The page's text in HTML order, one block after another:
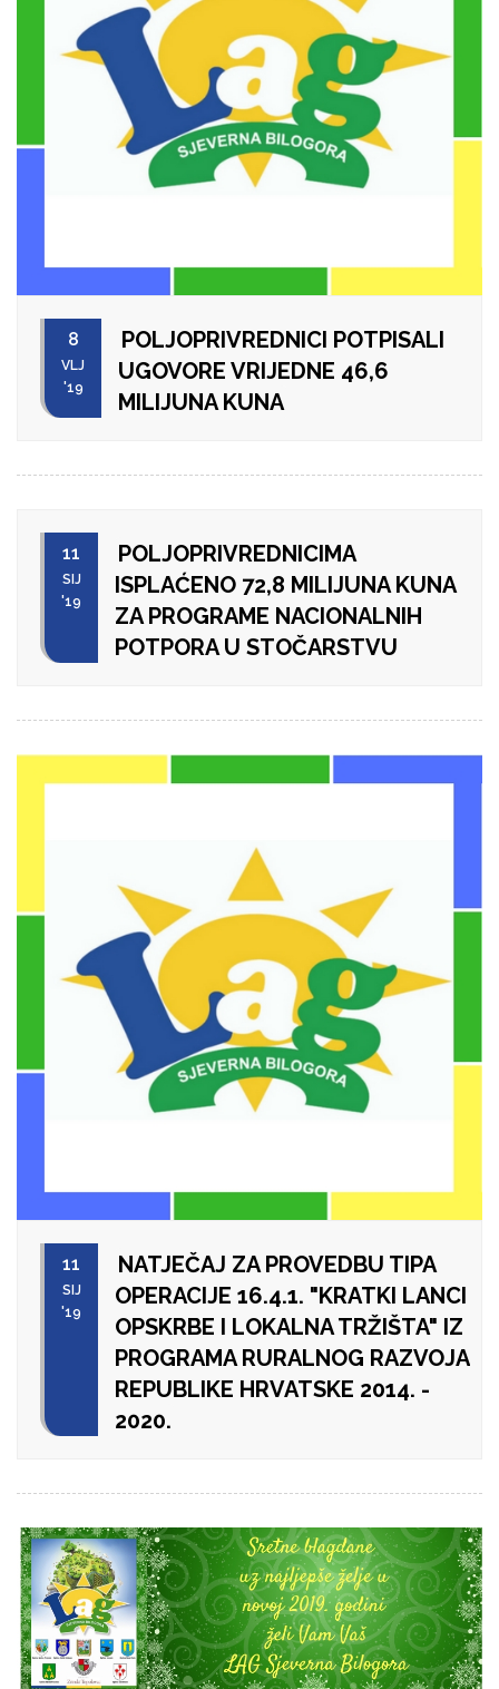
8
VLJ
'19
POLJOPRIVREDNICI POTPISALI
UGOVORE VRIJEDNE 46,6
MILIJUNA KUNA
11
SIJ
'19
POLJOPRIVREDNICIMA
ISPLAĆENO 72,8 MILIJUNA KUNA
ZA PROGRAME NACIONALNIH
POTPORA U STOČARSTVU
11
SIJ
'19
NATJEČAJ ZA PROVEDBU TIPA
OPERACIJE 16.4.1. "KRATKI LANCI
OPSKRBE I LOKALNA TRŽIŠTA" IZ
PROGRAMA RURALNOG RAZVOJA
REPUBLIKE HRVATSKE 2014. -
2020.